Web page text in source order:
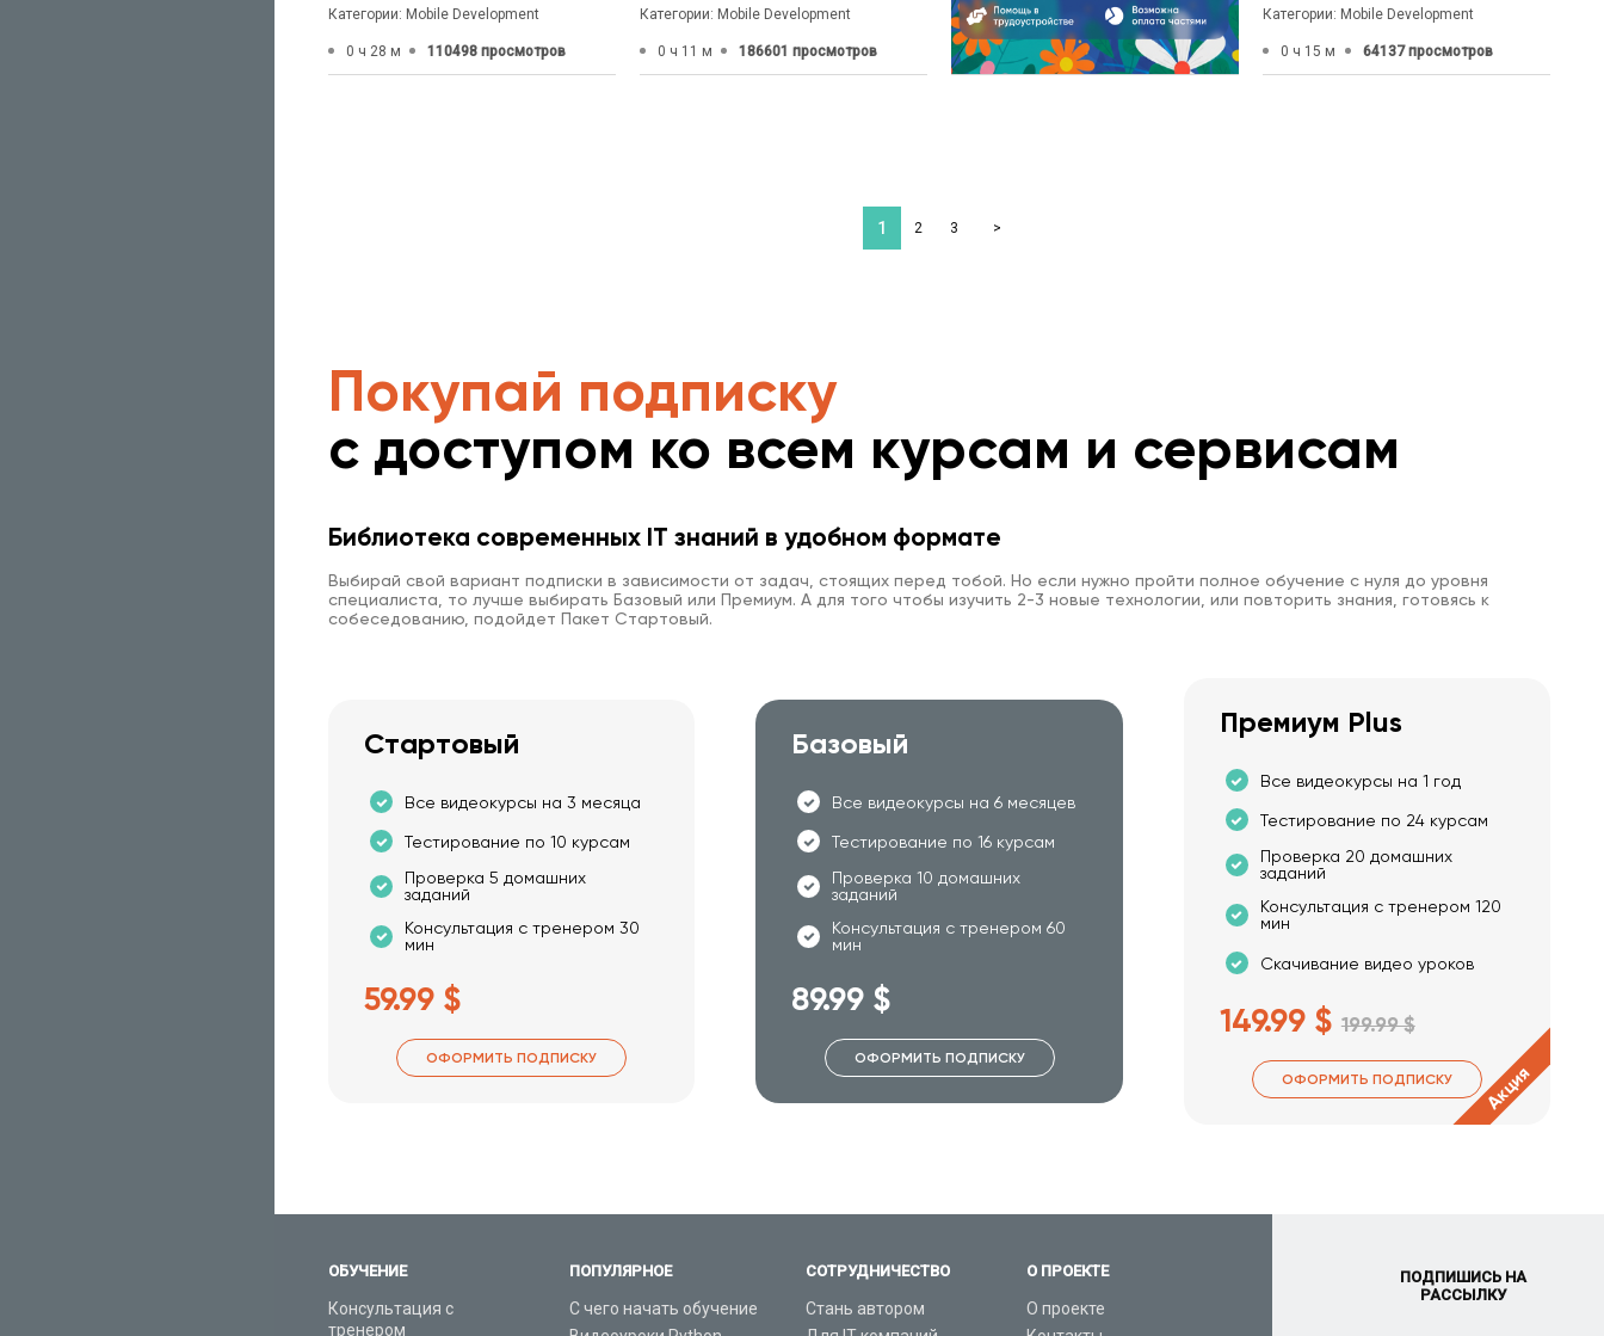
Категории: Mobile Development
0 ч 28 м 110498 просмотров
Категории: Mobile Development
0 ч 11 м 186601 просмотров
Категории: Mobile Development
0 ч 15 м 64137 просмотров
1 2 3 >
Покупай подписку
с доступом ко всем курсам и сервисам
Библиотека современных IT знаний в удобном формате
Выбирай свой вариант подписки в зависимости от задач, стоящих перед тобой. Но если нужно пройти полное обучение с нуля до уровня
специалиста, то лучше выбирать Базовый или Премиум. А для того чтобы изучить 2-3 новые технологии, или повторить знания, готовясь к
собеседованию, подойдет Пакет Стартовый.
Стартовый
Все видеокурсы на 3 месяца
Тестирование по 10 курсам
Проверка 5 домашних
заданий
Консультация с тренером 30
мин
59.99 $
ОФОРМИТЬ ПОДПИСКУ
Базовый
Все видеокурсы на 6 месяцев
Тестирование по 16 курсам
Проверка 10 домашних
заданий
Консультация с тренером 60
мин
89.99 $
ОФОРМИТЬ ПОДПИСКУ
Премиум Plus
Все видеокурсы на 1 год
Тестирование по 24 курсам
Проверка 20 домашних
заданий
Консультация с тренером 120
мин
Скачивание видео уроков
149.99 $ 199.99 $
ОФОРМИТЬ ПОДПИСКУ Акция
ОБУЧЕНИЕ
Консультация с
тренером
ПОПУЛЯРНОЕ
С чего начать обучение
СОТРУДНИЧЕСТВО
Стань автором
О ПРОЕКТЕ
О проекте
ПОДПИШИСЬ НА
РАССЫЛКУ